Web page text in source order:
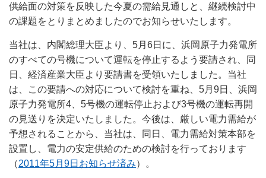
供給面の対策を反映した今夏の需給見通しと、継続検討中
の課題をとりまとめましたのでお知らせいたします。
当社は、内閣総理大臣より、5月6日に、浜岡原子力発電所
のすべての号機について運転を停止するよう要請され、同
日、経済産業大臣より要請書を受領いたしました。当社
は、この要請への対応について検討を重ね、5月9日、浜岡
原子力発電所4、5号機の運転停止および3号機の運転再開
の見送りを決定いたしました。今後は、厳しい電力需給が
予想されることから、当社は、同日、電力需給対策本部を
設置し、電力の安定供給のための検討を行っております
（2011年5月9日お知らせ済み）。